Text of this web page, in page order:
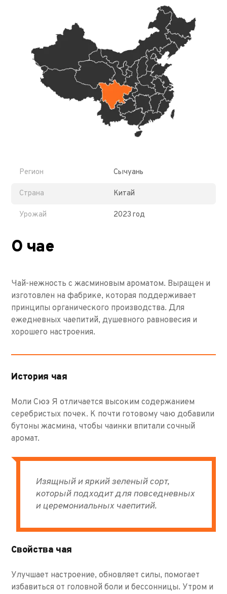
Регион Сычуань
Страна Китай
Урожай 2023 год
О чае
Чай-нежность с жасминовым ароматом. Выращен и
изготовлен на фабрике, которая поддерживает
принципы органического производства. Для
ежедневных чаепитий, душевного равновесия и
хорошего настроения.
История чая
Моли Сюэ Я отличается высоким содержанием
серебристых почек. К почти готовому чаю добавили
бутоны жасмина, чтобы чаинки впитали сочный
аромат.
Изящный и яркий зеленый сорт,
который подходит для повседневных
и церемониальных чаепитий.
Свойства чая
Улучшает настроение, обновляет силы, помогает
избавиться от головной боли и бессонницы. Утром и